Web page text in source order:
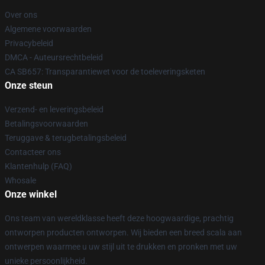
Over ons
Algemene voorwaarden
Privacybeleid
DMCA - Auteursrechtbeleid
CA SB657: Transparantiewet voor de toeleveringsketen
Onze steun
Verzend- en leveringsbeleid
Betalingsvoorwaarden
Teruggave & terugbetalingsbeleid
Contacteer ons
Klantenhulp (FAQ)
Whosale
Onze winkel
Ons team van wereldklasse heeft deze hoogwaardige, prachtig
ontworpen producten ontworpen. Wij bieden een breed scala aan
ontwerpen waarmee u uw stijl uit te drukken en pronken met uw
unieke persoonlijkheid.